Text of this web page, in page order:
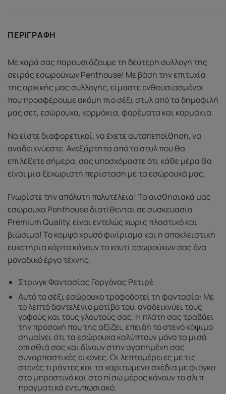
ΠΕΡΙΓΡΑΦΉ
Με χαρά σας παρουσιάζουμε τη δεύτερη συλλογή της
σειράς εσωρούχων Penthouse! Με βάση την επιτυχία
της αρχικής μας συλλογής, είμαστε ενθουσιασμένοι
που προσφέρουμε ακόμη πιο σέξι στυλ από τα δημοφιλή
μας σετ, εσώρουχα, κορμάκια, φορέματα και κορμάκια.
Να είστε διαφορετικοί, να έχετε αυτοπεποίθηση, να
αναδεικνύεστε. Ανεξάρτητα από το στυλ που θα
επιλέξετε σήμερα, σας υποσχόμαστε ότι κάθε μέρα θα
είναι μια ξεχωριστή περίσταση με τα εσώρουχά μας.
Γνωρίστε την απόλυτη πολυτέλεια! Τα αισθησιακά μας
εσώρουχα Penthouse διατίθενται σε συσκευασία
Premium Quality, είναι εντελώς χωρίς πλαστικό και
βιώσιμα! Το κομψό χρυσό φινίρισμα και η αποκλειστική
ευχετήρια κάρτα κάνουν το κουτί εσωρούχων σας ένα
μοναδικό έργο τέχνης.
Στρινγκ Φαντασίας Γοργόνας Ρετιρέ
Αυτό το σέξι εσώρουχο τροφοδοτεί τη φαντασία: Με
το λεπτό δαντελένιο μοτίβο του, αναδεικνύει τους
γοφούς και τους γλουτούς σας. Η πλάτη σας τραβάει
την προσοχή που της αξίζει, επειδή το στενό κόψιμο
σημαίνει ότι τα εσώρουχα καλύπτουν μόνο τα μισά
οπίσθιά σας και δίνουν στην αγαπημένη σας
συναρπαστικές εικόνες. Οι λεπτομέρειες με τις
στενές τιράντες και τα χαριτωμένα σχέδια με φιόγκο
στο μπροστινό και στο πίσω μέρος κάνουν το σλιπ
πραγματικά εντυπωσιακό.